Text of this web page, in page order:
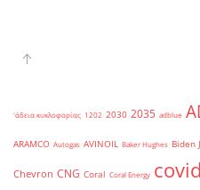
'άδεια κυκλοφορίας 1202 2030 2035 adblue
ARAMCO Autogas AVINOIL Baker Hughes Biden
Chevron CNG Coral Coral Energy